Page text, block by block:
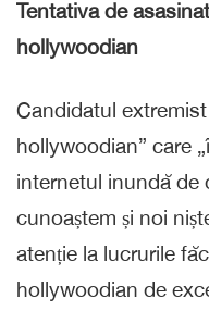
Tentativa de
hollywoodian
Candidatul
hollywoodian” care
internetul inundă de
cunoaștem și noi
atenție la lucrurile
hollywoodian de